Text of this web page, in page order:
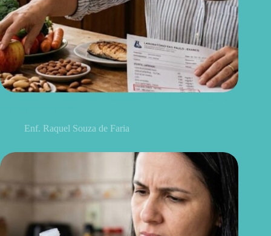
Enf. Raquel Souza de Faria